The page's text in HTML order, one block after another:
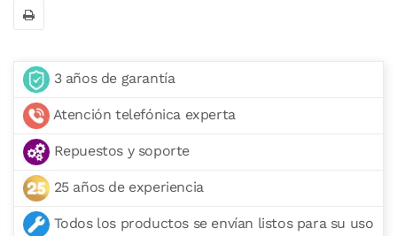
3 años de garantía
Atención telefónica experta
Repuestos y soporte
25 años de experiencia
Todos los productos se envían listos para su uso